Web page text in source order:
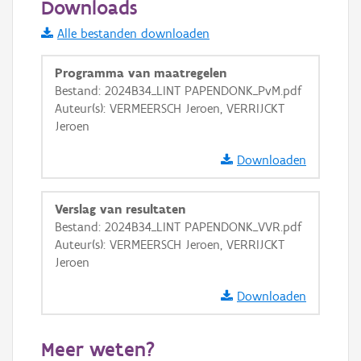
Informatie Vlaanderen
i
+ −
Basis Lagen
GRB-Basiskaart
GRB-Basiskaart in grijswaarden
Downloads
Alle bestanden downloaden
Programma van maatregelen
Bestand: 2024B34_LINT PAPENDONK_PvM.pdf
Auteur(s): VERMEERSCH Jeroen, VERRIJCKT
Jeroen
Downloaden
Verslag van resultaten
Bestand: 2024B34_LINT PAPENDONK_VVR.pdf
Auteur(s): VERMEERSCH Jeroen, VERRIJCKT
Jeroen
Downloaden
Meer weten?